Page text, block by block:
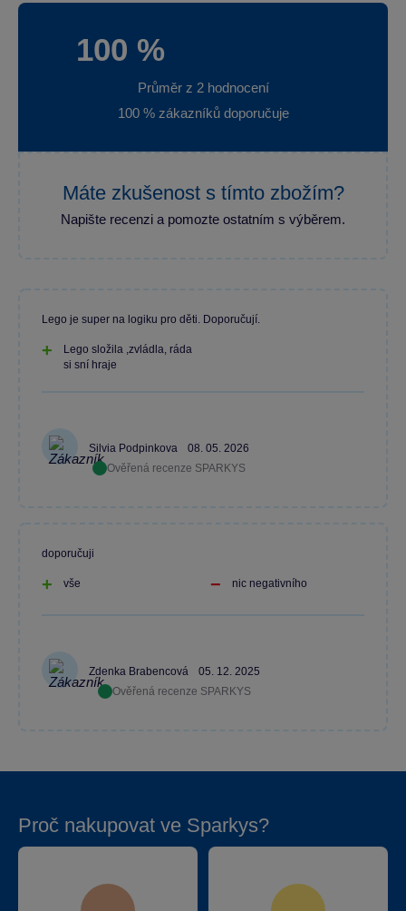
100 %
Průměr z 2 hodnocení
100 % zákazníků doporučuje
Máte zkušenost s tímto zbožím?
Napište recenzi a pomozte ostatním s výběrem.
Silvia Podpinkova
08. 05. 2026
Ověřená recenze SPARKYS
Lego je super na logiku pro děti. Doporučují.
Lego složila ,zvládla, ráda
si sní hraje
Zdenka Brabencová
05. 12. 2025
Ověřená recenze SPARKYS
doporučuji
vše nic negativního
Proč nakupovat ve Sparkys?